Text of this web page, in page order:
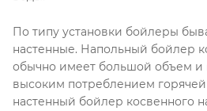
По типу установки бойлеры
настенные. Напольный бойлер
обычно имеет большой объем и
высоким потреблением
настенный бойлер косвенного